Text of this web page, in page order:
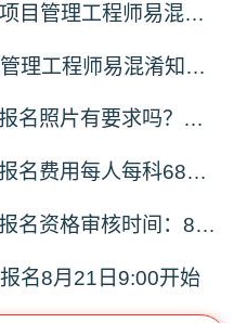
2026下半年系统集成项目管理工程师易混淆知识点资料
2026下半年信息系统管理工程师易混淆知识点资料
2026下半年山东软考报名照片有要求吗？必须为白色背景彩色证件照
2026下半年山东软考报名费用每人每科68元，报名缴费9月8日16:00截止
山东软考2026下半年报名资格审核时间：8月21日9:00—9月4日16:00
名8月21日9:00开始